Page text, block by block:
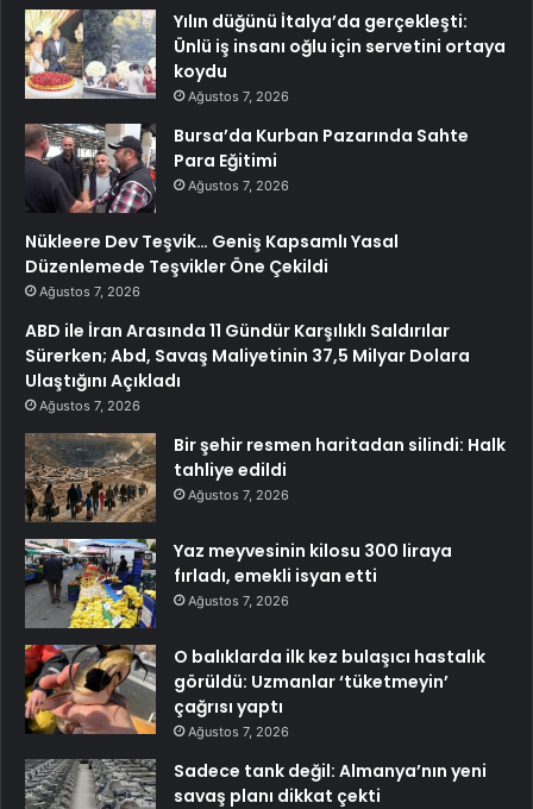
Yılın düğünü İtalya’da gerçekleşti:
Ünlü iş insanı oğlu için servetini ortaya
koydu
Ağustos 7, 2026
Bursa’da Kurban Pazarında Sahte
Para Eğitimi
Ağustos 7, 2026
Nükleere Dev Teşvik… Geniş Kapsamlı Yasal
Düzenlemede Teşvikler Öne Çekildi
Ağustos 7, 2026
ABD ile İran Arasında 11 Gündür Karşılıklı Saldırılar
Sürerken; Abd, Savaş Maliyetinin 37,5 Milyar Dolara
Ulaştığını Açıkladı
Ağustos 7, 2026
Bir şehir resmen haritadan silindi: Halk
tahliye edildi
Ağustos 7, 2026
Yaz meyvesinin kilosu 300 liraya
fırladı, emekli isyan etti
Ağustos 7, 2026
O balıklarda ilk kez bulaşıcı hastalık
görüldü: Uzmanlar ‘tüketmeyin’
çağrısı yaptı
Ağustos 7, 2026
Sadece tank değil: Almanya’nın yeni
savaş planı dikkat çekti